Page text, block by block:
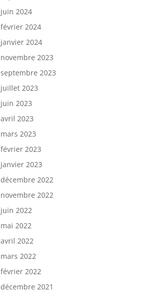
juin 2024
février 2024
janvier 2024
novembre 2023
septembre 2023
juillet 2023
juin 2023
avril 2023
mars 2023
février 2023
janvier 2023
décembre 2022
novembre 2022
juin 2022
mai 2022
avril 2022
mars 2022
février 2022
décembre 2021